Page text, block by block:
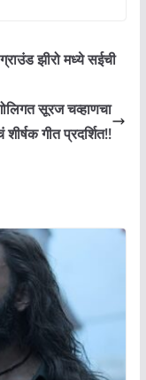
झीरो मध्ये सईची
सूरज चव्हाणचा
गीत प्रदर्शित!!